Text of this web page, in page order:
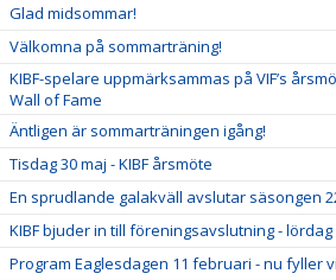
Glad midsommar!
Välkomna på sommarträning!
KIBF-spelare uppmärksammas på VIF’s
Wall of Fame
Äntligen är sommarträningen igång!
Tisdag 30 maj - KIBF årsmöte
En sprudlande galakväll avslutar säsongen
KIBF bjuder in till föreningsavslutning - lördag
Program Eaglesdagen 11 februari - nu fyller